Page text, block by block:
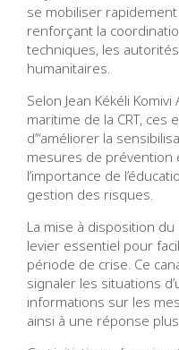
se mobiliser
renforçant la
techniques, les
humanitaires.
Selon Jean Kékéli
maritime de la CRT,
d’“améliorer la
mesures de prévention
l’importance de
gestion des risques.
La mise à disposition
levier essentiel pour
période de crise. Ce
signaler les situations
informations sur les
ainsi à une réponse